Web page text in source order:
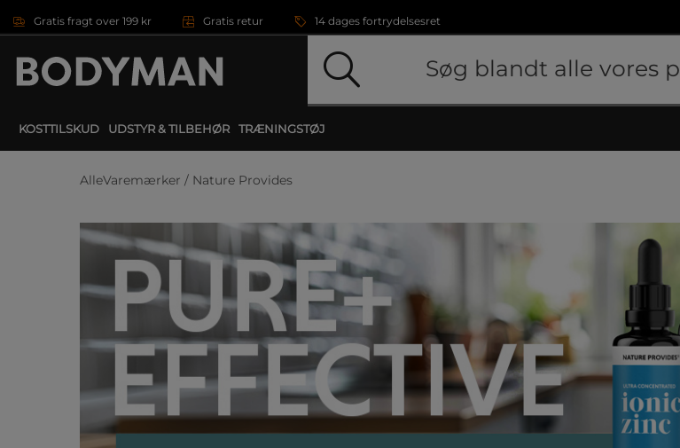
Gratis fragt over 199 kr Gratis retur 14 dages fortrydelsesret
KOSTTILSKUD UDSTYR & TILBEHØR TRÆNINGSTØJ
AlleVaremærker / Nature Provides